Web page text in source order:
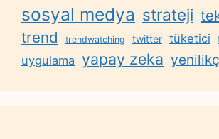
sosyal medya strateji
trend trendwatching twitter tüketici
uygulama yapay zeka